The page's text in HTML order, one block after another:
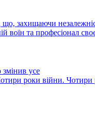
захищаючи
воїн та
усе
роки війни. Чотири